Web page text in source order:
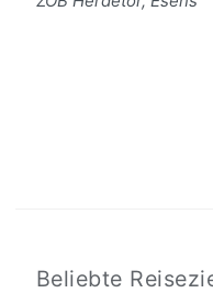
Beliebte